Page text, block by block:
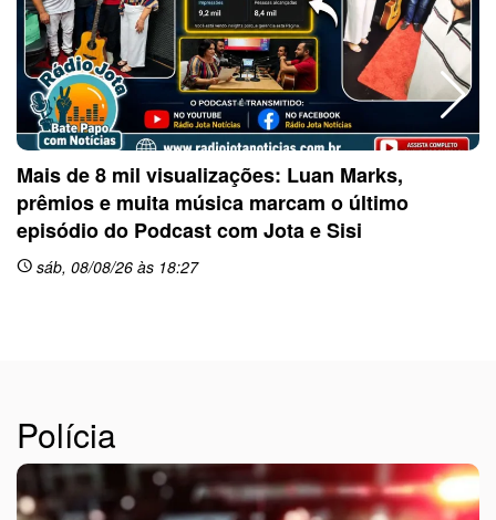
Mais de 8 mil visualizações: Luan Marks,
prêmios e muita música marcam o último
episódio do Podcast com Jota e Sisi
schedule sáb, 08/08/26 às 18:27
Polícia